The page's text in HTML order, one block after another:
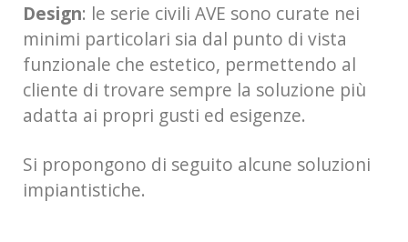
Design: le serie civili AVE sono curate nei
minimi particolari sia dal punto di vista
funzionale che estetico, permettendo al
cliente di trovare sempre la soluzione più
adatta ai propri gusti ed esigenze.
Si propongono di seguito alcune soluzioni
impiantistiche.